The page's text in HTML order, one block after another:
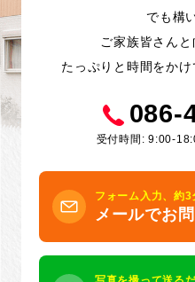
でも構
ご家族皆さんと
たっぷりと時間をかけ
086-
受付時間: 9:00-
フォーム入力、約3
メールでお